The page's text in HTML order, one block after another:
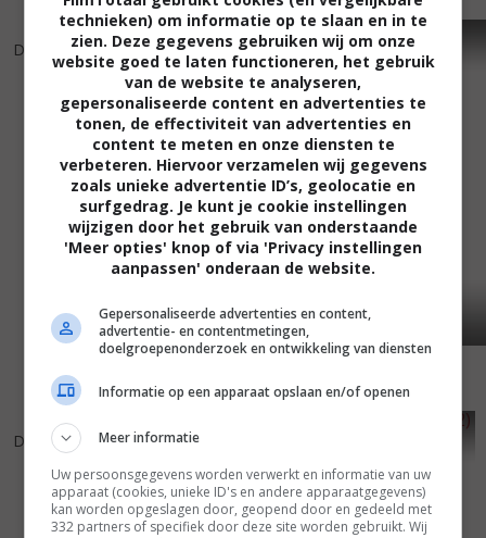
5,1
Débandade, La (1999) 5,7
Le souper (1992)
,8
Détective (1985)
technieken) om informatie op te slaan en in te
zien. Deze gegevens gebruiken wij om onze
website goed te laten functioneren, het gebruik
van de website te analyseren,
gepersonaliseerde content en advertenties te
tonen, de effectiviteit van advertenties en
content te meten en onze diensten te
verbeteren. Hiervoor verzamelen wij gegevens
zoals unieke advertentie ID’s, geolocatie en
surfgedrag. Je kunt je cookie instellingen
wijzigen door het gebruik van onderstaande
'Meer opties' knop of via 'Privacy instellingen
aanpassen' onderaan de website.
Gepersonaliseerde advertenties en content,
advertentie- en contentmetingen,
doelgroepenonderzoek en ontwikkeling van diensten
Informatie op een apparaat opslaan en/of openen
Meer informatie
Uw persoonsgegevens worden verwerkt en informatie van uw
apparaat (cookies, unieke ID's en andere apparaatgegevens)
kan worden opgeslagen door, geopend door en gedeeld met
332 partners of specifiek door deze site worden gebruikt. Wij